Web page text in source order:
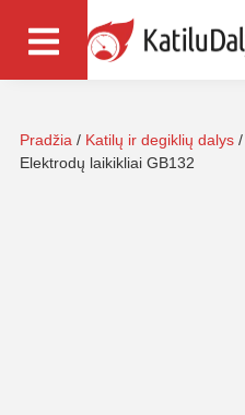
Pradžia / Katilų ir degiklių dalys /
Elektrodų laikikliai GB132